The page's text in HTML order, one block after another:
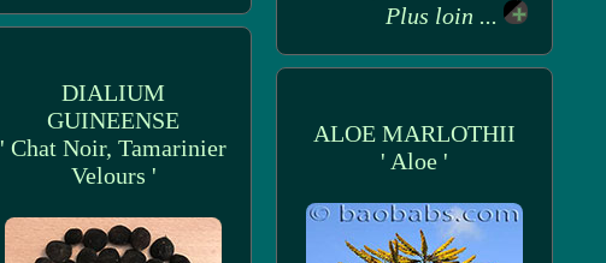
Plus loin ...
DIALIUM
GUINEENSE
' Chat Noir, Tamarinier
Velours '
ALOE MARLOTHII
' Aloe '